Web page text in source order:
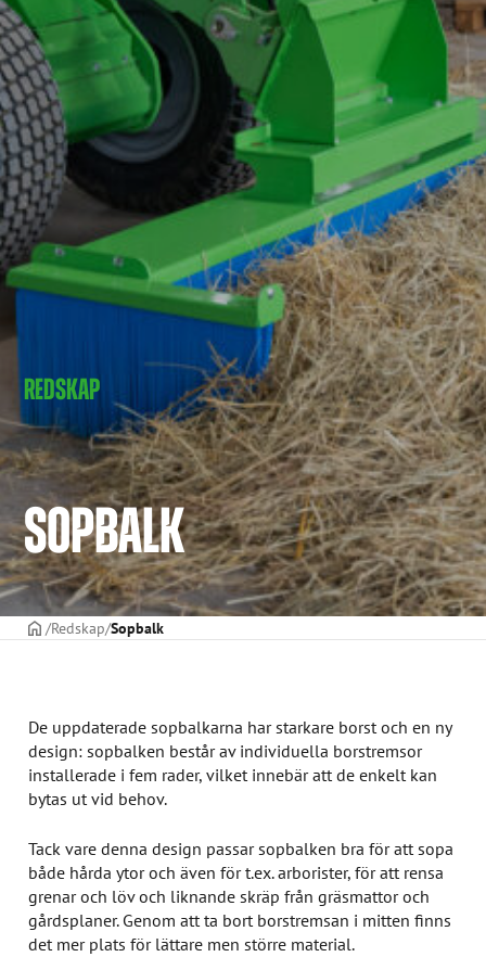
REDSKAP
SOPBALK
STARTSIDAN
Redskap Sopbalk
De uppdaterade sopbalkarna har starkare borst och en ny
design: sopbalken består av individuella borstremsor
installerade i fem rader, vilket innebär att de enkelt kan
bytas ut vid behov.
Tack vare denna design passar sopbalken bra för att sopa
både hårda ytor och även för t.ex. arborister, för att rensa
grenar och löv och liknande skräp från gräsmattor och
gårdsplaner. Genom att ta bort borstremsan i mitten finns
det mer plats för lättare men större material.